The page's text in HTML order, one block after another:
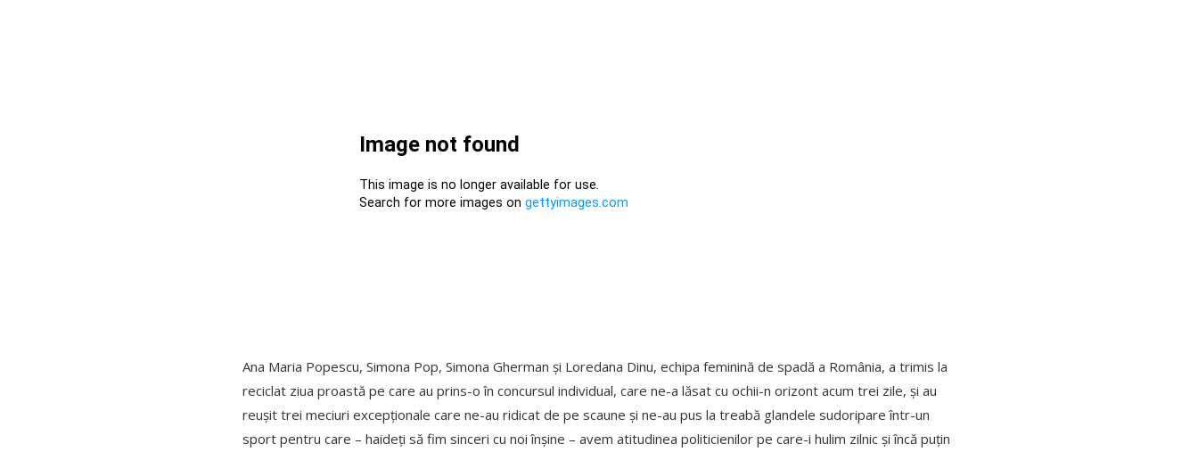
Ana Maria Popescu, Simona Pop, Simona Gherman și Loredana Dinu, echipa feminină de spadă a România, a trimis la
reciclat ziua proastă pe care au prins-o în concursul individual, care ne-a lăsat cu ochii-n orizont acum trei zile, și au
reușit trei meciuri excepționale care ne-au ridicat de pe scaune și ne-au pus la treabă glandele sudoripare într-un
sport pentru care – haideți să fim sinceri cu noi înșine – avem atitudinea politicienilor pe care-i hulim zilnic și încă puțin